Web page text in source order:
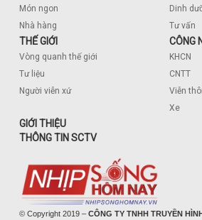
Món ngon
Nhà hàng
Dinh
Tư vấn
THẾ GIỚI
Vòng quanh thế giới
Tư liệu
Người viễn xứ
CÔNG
KHCN
CNTT
Viễn
Xe
GIỚI THIỆU
THÔNG TIN SCTV
© Copyright 2019 – CÔNG TY TNHH TRUYỀN